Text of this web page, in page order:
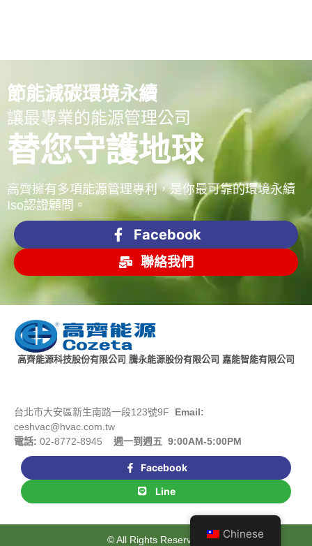
節能減碳環境永續
讓最專業的能源管理公司
替您守護地球
高齊擁有多項能源管理專利，是你最可靠的環境永續
Iso認證顧問。
Facebook
聯絡我們
高齊能源科技股份有限公司 騰永能源股份有限公司 嘉能智能有限公司
台北市大安區新生南路一段123號9F
Email:
ceshvac@hvac.com.tw
電話: 02-8772-8945 週一到週五 9:00AM-5:00PM
Facebook
Line
© All Rights Reserved. Chinese